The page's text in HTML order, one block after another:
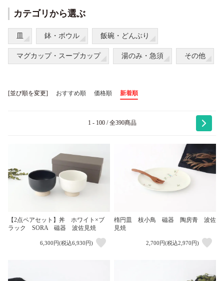
カテゴリから選ぶ
鉢・ボウル 飯碗・どんぶり
マグカップ・スープカップ 湯のみ・急須 その他
[並び順を変更] おすすめ順 価格順 新着順
1 - 100 / 全390商品
【2点ペアセット】丼 ホワイト×ブ
ラック SORA 磁器 波佐見焼
6,300円(税込6,930円)
楕円皿 枝小鳥 磁器 陶房青 波佐
見焼
2,700円(税込2,970円)